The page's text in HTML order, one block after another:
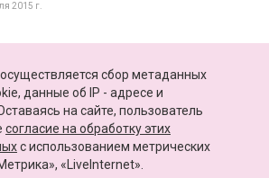
2015 г.
сбор метаданных
данные об IP - адресе и
на сайте, пользователь
согласие на обработку этих
c использованием метрических
«LiveInternet».